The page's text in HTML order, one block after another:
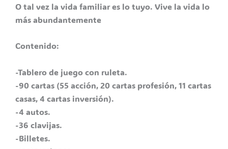
O tal vez la vida familiar es lo tuyo. Vive la vida lo
más abundantemente
Contenido:
-Tablero de juego con ruleta.
-90 cartas (55 acción, 20 cartas profesión, 11 cartas
casas, 4 cartas inversión).
-4 autos.
-36 clavijas.
-Billetes.